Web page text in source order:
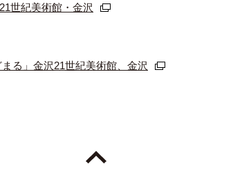
世紀美術館・金沢
る」金沢21世紀美術館、金沢